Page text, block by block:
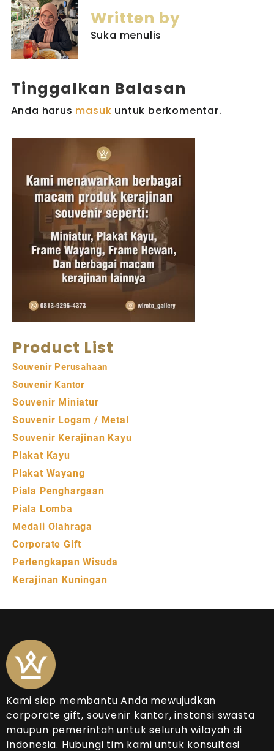
Written by
Suka menulis
Tinggalkan Balasan
Anda harus masuk untuk berkomentar.
Product List
Souvenir Perusahaan
Souvenir Kantor
Souvenir Miniatur
Souvenir Logam / Metal
Souvenir Kerajinan Kayu
Plakat Kayu
Plakat Wayang
Piala Penghargaan
Piala Lomba
Medali Olahraga
Corporate Gift
Perlengkapan Wisuda
Kerajinan Kuningan
Kami siap membantu Anda mewujudkan
corporate gift, souvenir kantor, instansi swasta
maupun pemerintah untuk seluruh wilayah di
Indonesia. Hubungi tim kami untuk konsultasi